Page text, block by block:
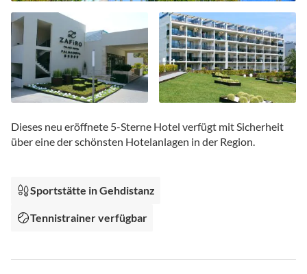
Anfang
der
Dieses neu eröffnete 5-Sterne Hotel verfügt mit Sicherheit
über eine der schönsten Hotelanlagen in der Region.
Sportstätte in Gehdistanz
Tennistrainer verfügbar